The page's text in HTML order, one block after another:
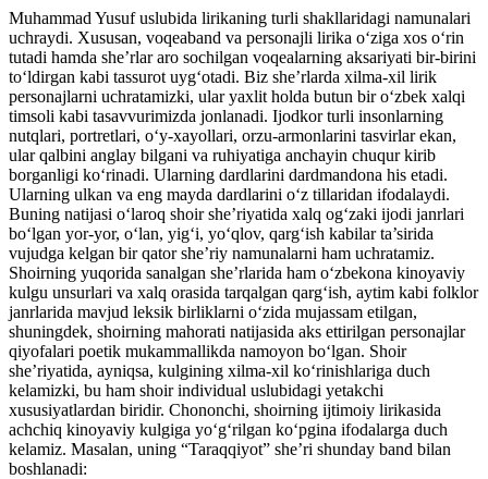
Muhammad Yusuf uslubida lirikaning turli shakllaridagi namunalari
uchraydi. Xususan, voqeaband va personajli lirika o‘ziga xos o‘rin
tutadi hamda she’rlar aro sochilgan voqealarning aksariyati bir-birini
to‘ldirgan kabi tassurot uyg‘otadi. Biz she’rlarda xilma-xil lirik
personajlarni uchratamizki, ular yaxlit holda butun bir o‘zbek xalqi
timsoli kabi tasavvurimizda jonlanadi. Ijodkor turli insonlarning
nutqlari, portretlari, o‘y-xayollari, orzu-armonlarini tasvirlar ekan,
ular qalbini anglay bilgani va ruhiyatiga anchayin chuqur kirib
borganligi ko‘rinadi. Ularning dardlarini dardmandona his etadi.
Ularning ulkan va eng mayda dardlarini o‘z tillaridan ifodalaydi.
Buning natijasi o‘laroq shoir she’riyatida xalq og‘zaki ijodi janrlari
bo‘lgan yor-yor, o‘lan, yig‘i, yo‘qlov, qarg‘ish kabilar ta’sirida
vujudga kelgan bir qator she’riy namunalarni ham uchratamiz.
Shoirning yuqorida sanalgan she’rlarida ham o‘zbekona kinoyaviy
kulgu unsurlari va xalq orasida tarqalgan qarg‘ish, aytim kabi folklor
janrlarida mavjud leksik birliklarni o‘zida mujassam etilgan,
shuningdek, shoirning mahorati natijasida aks ettirilgan personajlar
qiyofalari poetik mukammallikda namoyon bo‘lgan. Shoir
she’riyatida, ayniqsa, kulgining xilma-xil ko‘rinishlariga duch
kelamizki, bu ham shoir individual uslubidagi yetakchi
xususiyatlardan biridir. Chononchi, shoirning ijtimoiy lirikasida
achchiq kinoyaviy kulgiga yo‘g‘rilgan ko‘pgina ifodalarga duch
kelamiz. Masalan, uning “Taraqqiyot” she’ri shunday band bilan
boshlanadi: